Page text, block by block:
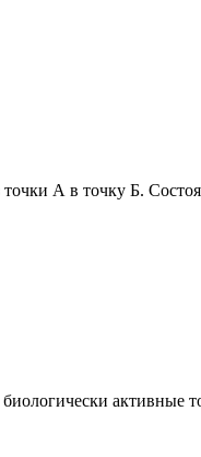
А в точку Б.
активные